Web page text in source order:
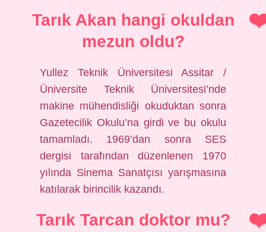
Tarık Akan hangi okuldan
mezun oldu?
Yullez Teknik Üniversitesi Assitar /
Üniversite Teknik Üniversitesi’nde
makine mühendisliği okuduktan sonra
Gazetecilik Okulu’na girdi ve bu okulu
tamamladı. 1969’dan sonra SES
dergisi tarafından düzenlenen 1970
yılında Sinema Sanatçısı yarışmasına
katılarak birincilik kazandı.
Tarık Tarcan doktor mu?